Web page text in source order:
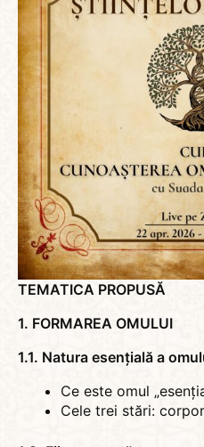
TEMATICA PROPUSĂ
1. FORMAREA OMULUI
1.1. Natura esențială a
Ce este omul
Cele trei stări: